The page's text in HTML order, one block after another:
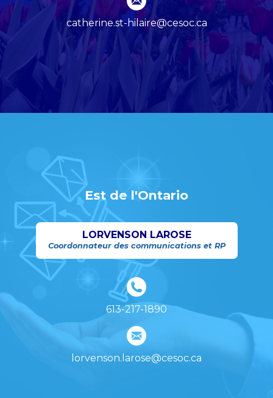
catherine.st-hilaire@cesoc.ca
Est de l'Ontario
LORVENSON LAROSE
Coordonnateur des communications et RP
613-217-1890
lorvenson.larose@cesoc.ca